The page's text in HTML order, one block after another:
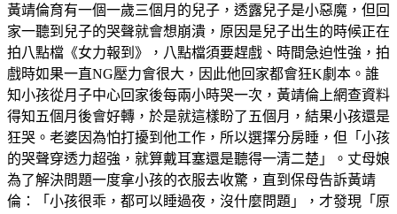
黃靖倫育有一個一歲三個月的兒子，透露兒子是小惡魔，但回
家一聽到兒子的哭聲就會想崩潰，原因是兒子出生的時候正在
拍八點檔《女力報到》，八點檔須要趕戲、時間急迫性強，拍
戲時如果一直NG壓力會很大，因此他回家都會狂K劇本。誰
知小孩從月子中心回家後每兩小時哭一次，黃靖倫上網查資料
得知五個月後會好轉，於是就這樣盼了五個月，結果小孩還是
狂哭。老婆因為怕打擾到他工作，所以選擇分房睡，但「小孩
的哭聲穿透力超強，就算戴耳塞還是聽得一清二楚」。丈母娘
為了解決問題一度拿小孩的衣服去收驚，直到保母告訴黃靖